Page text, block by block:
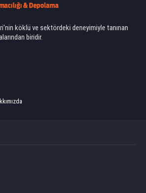
köklü ve sektördeki deneyimiyle tanınan
biridir.